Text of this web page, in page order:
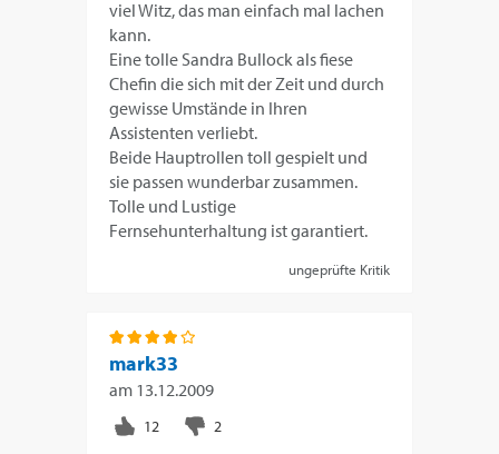
viel Witz, das man einfach mal lachen
kann.
Eine tolle Sandra Bullock als fiese
Chefin die sich mit der Zeit und durch
gewisse Umstände in Ihren
Assistenten verliebt.
Beide Hauptrollen toll gespielt und
sie passen wunderbar zusammen.
Tolle und Lustige
Fernsehunterhaltung ist garantiert.
ungeprüfte Kritik
mark33
am 13.12.2009